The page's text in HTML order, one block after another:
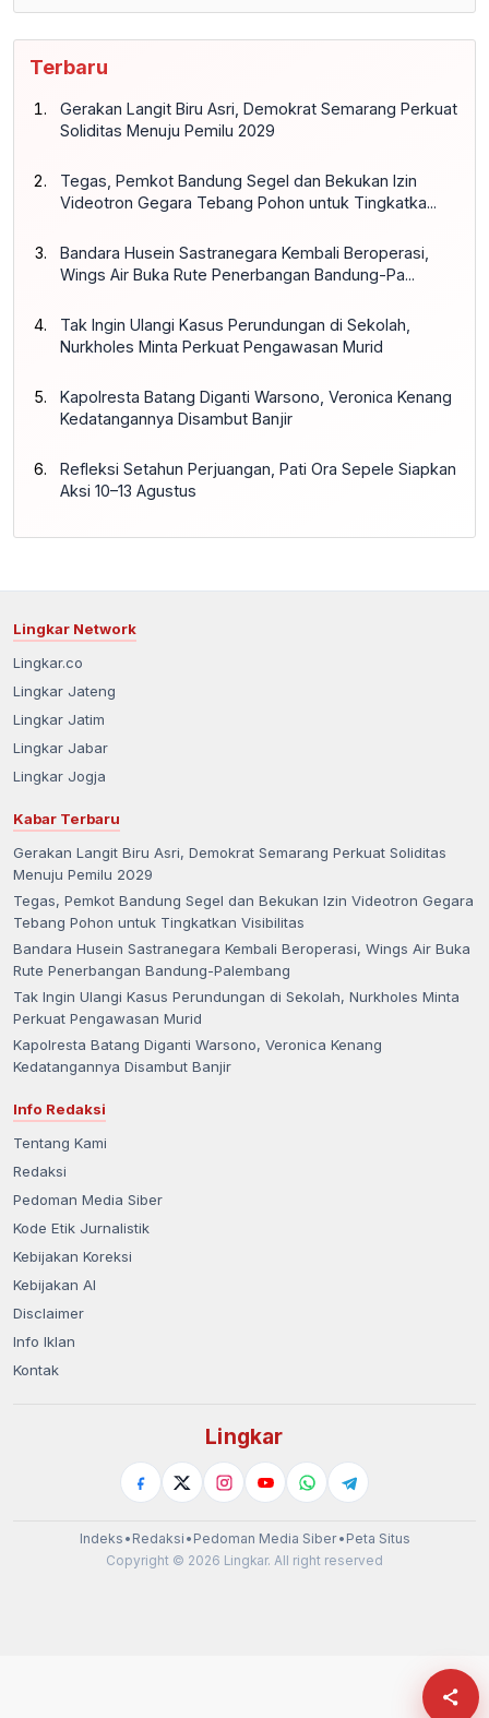
Terbaru
Gerakan Langit Biru Asri, Demokrat Semarang Perkuat
Soliditas Menuju Pemilu 2029
Tegas, Pemkot Bandung Segel dan Bekukan Izin
Videotron Gegara Tebang Pohon untuk Tingkatka...
Bandara Husein Sastranegara Kembali Beroperasi,
Wings Air Buka Rute Penerbangan Bandung-Pa...
Tak Ingin Ulangi Kasus Perundungan di Sekolah,
Nurkholes Minta Perkuat Pengawasan Murid
Kapolresta Batang Diganti Warsono, Veronica Kenang
Kedatangannya Disambut Banjir
Refleksi Setahun Perjuangan, Pati Ora Sepele Siapkan
Aksi 10–13 Agustus
Lingkar Network
Lingkar.co
Lingkar Jateng
Lingkar Jatim
Lingkar Jabar
Lingkar Jogja
Kabar Terbaru
Gerakan Langit Biru Asri, Demokrat Semarang Perkuat Soliditas
Menuju Pemilu 2029
Tegas, Pemkot Bandung Segel dan Bekukan Izin Videotron Gegara
Tebang Pohon untuk Tingkatkan Visibilitas
Bandara Husein Sastranegara Kembali Beroperasi, Wings Air Buka
Rute Penerbangan Bandung-Palembang
Tak Ingin Ulangi Kasus Perundungan di Sekolah, Nurkholes Minta
Perkuat Pengawasan Murid
Kapolresta Batang Diganti Warsono, Veronica Kenang
Kedatangannya Disambut Banjir
Info Redaksi
Tentang Kami
Redaksi
Pedoman Media Siber
Kode Etik Jurnalistik
Kebijakan Koreksi
Kebijakan AI
Disclaimer
Info Iklan
Kontak
Lingkar
Indeks • Redaksi • Pedoman Media Siber• Peta Situs
Copyright © 2026 Lingkar. All right reserved